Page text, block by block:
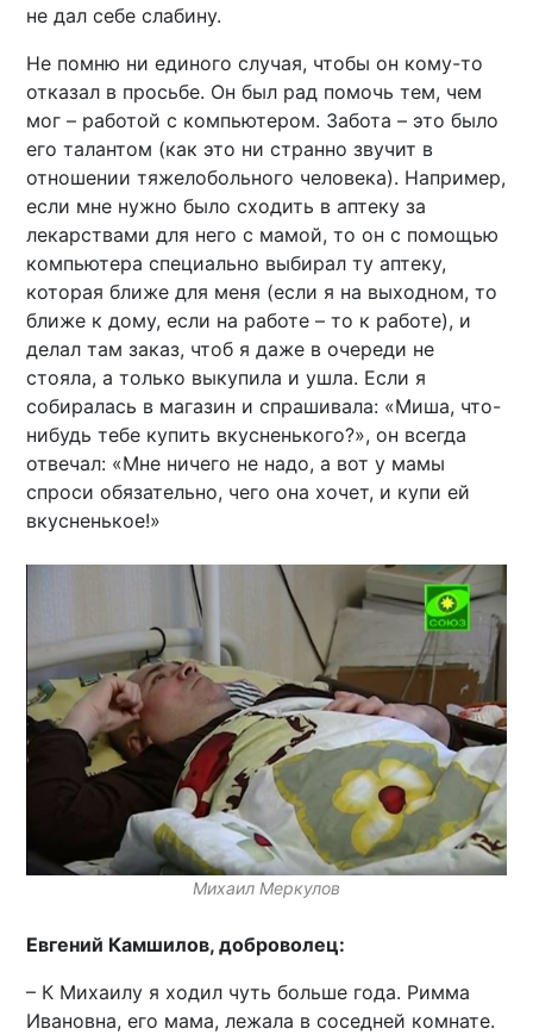
не дал себе слабину.
Не помню ни единого случая, чтобы он кому-то
отказал в просьбе. Он был рад помочь тем, чем
мог – работой с компьютером. Забота – это было
его талантом (как это ни странно звучит в
отношении тяжелобольного человека). Например,
если мне нужно было сходить в аптеку за
лекарствами для него с мамой, то он с помощью
компьютера специально выбирал ту аптеку,
которая ближе для меня (если я на выходном, то
ближе к дому, если на работе – то к работе), и
делал там заказ, чтоб я даже в очереди не
стояла, а только выкупила и ушла. Если я
собиралась в магазин и спрашивала: «Миша, что-
нибудь тебе купить вкусненького?», он всегда
отвечал: «Мне ничего не надо, а вот у мамы
спроси обязательно, чего она хочет, и купи ей
вкусненькое!»
Михаил Меркулов
Евгений Камшилов, доброволец:
– К Михаилу я ходил чуть больше года. Римма
Ивановна, его мама, лежала в соседней комнате.